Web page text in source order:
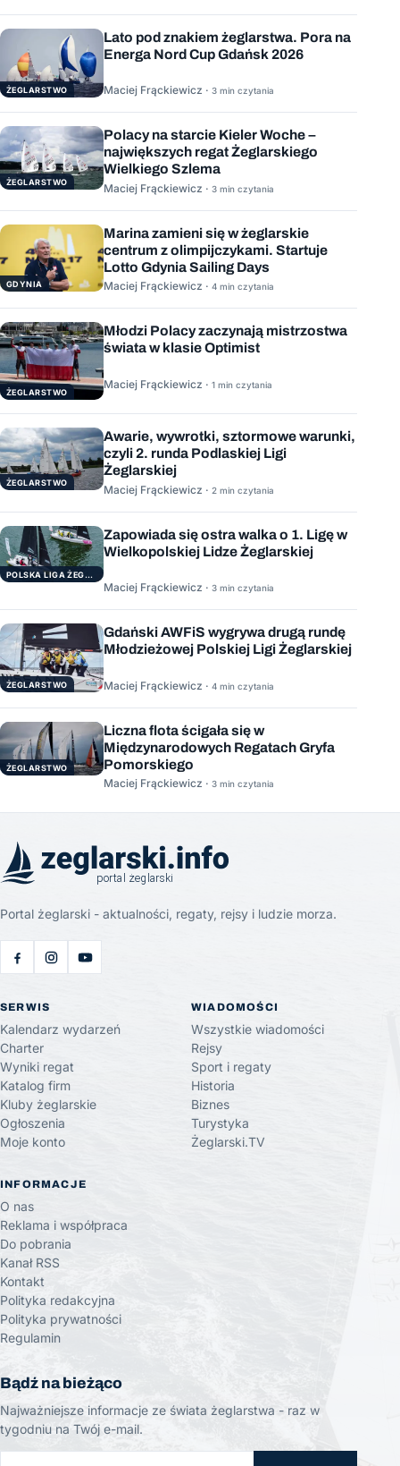
ŻEGLARSTWO
Lato pod znakiem żeglarstwa. Pora na
Energa Nord Cup Gdańsk 2026
Maciej Frąckiewicz · 3 min czytania
ŻEGLARSTWO
Polacy na starcie Kieler Woche –
największych regat Żeglarskiego
Wielkiego Szlema
Maciej Frąckiewicz · 3 min czytania
GDYNIA
Marina zamieni się w żeglarskie
centrum z olimpijczykami. Startuje
Lotto Gdynia Sailing Days
Maciej Frąckiewicz · 4 min czytania
ŻEGLARSTWO
Młodzi Polacy zaczynają mistrzostwa
świata w klasie Optimist
Maciej Frąckiewicz · 1 min czytania
ŻEGLARSTWO
Awarie, wywrotki, sztormowe warunki,
czyli 2. runda Podlaskiej Ligi
Żeglarskiej
Maciej Frąckiewicz · 2 min czytania
POLSKA LIGA ŻEGLARSKA
Zapowiada się ostra walka o 1. Ligę w
Wielkopolskiej Lidze Żeglarskiej
Maciej Frąckiewicz · 3 min czytania
ŻEGLARSTWO
Gdański AWFiS wygrywa drugą rundę
Młodzieżowej Polskiej Ligi Żeglarskiej
Maciej Frąckiewicz · 4 min czytania
ŻEGLARSTWO
Liczna flota ścigała się w
Międzynarodowych Regatach Gryfa
Pomorskiego
Maciej Frąckiewicz · 3 min czytania
Portal żeglarski - aktualności, regaty, rejsy i ludzie morza.
SERWIS
Kalendarz wydarzeń
Charter
Wyniki regat
Katalog firm
Kluby żeglarskie
Ogłoszenia
Moje konto
WIADOMOŚCI
Wszystkie wiadomości
Rejsy
Sport i regaty
Historia
Biznes
Turystyka
Żeglarski.TV
INFORMACJE
O nas
Reklama i współpraca
Do pobrania
Kanał RSS
Kontakt
Polityka redakcyjna
Polityka prywatności
Regulamin
Bądź na bieżąco
Najważniejsze informacje ze świata żeglarstwa - raz w
tygodniu na Twój e-mail.